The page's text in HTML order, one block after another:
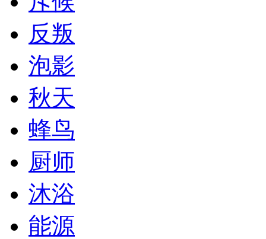
反叛
泡影
秋天
蜂鸟
厨师
沐浴
能源